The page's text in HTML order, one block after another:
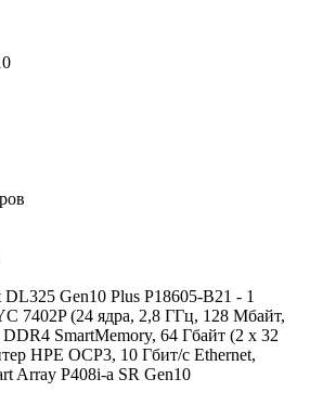
Gen10 Plus P18605-B21 - 1
7402P (24 ядра, 2,8 ГГц, 128 Мбайт,
SmartMemory, 64 Гбайт (2 x 32
HPE OCP3, 10 Гбит/с Ethernet,
Array P408i-a SR Gen10